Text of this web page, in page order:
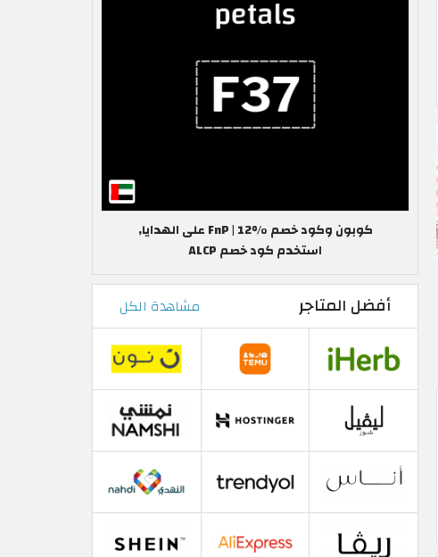
كوبون وكود خصم FnP | 12% على الهدايا,
استخدم كود خصم ALCP
أفضل المتاجر مشاهدة الكل